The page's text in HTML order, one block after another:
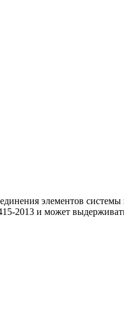
элементов
2013 и может